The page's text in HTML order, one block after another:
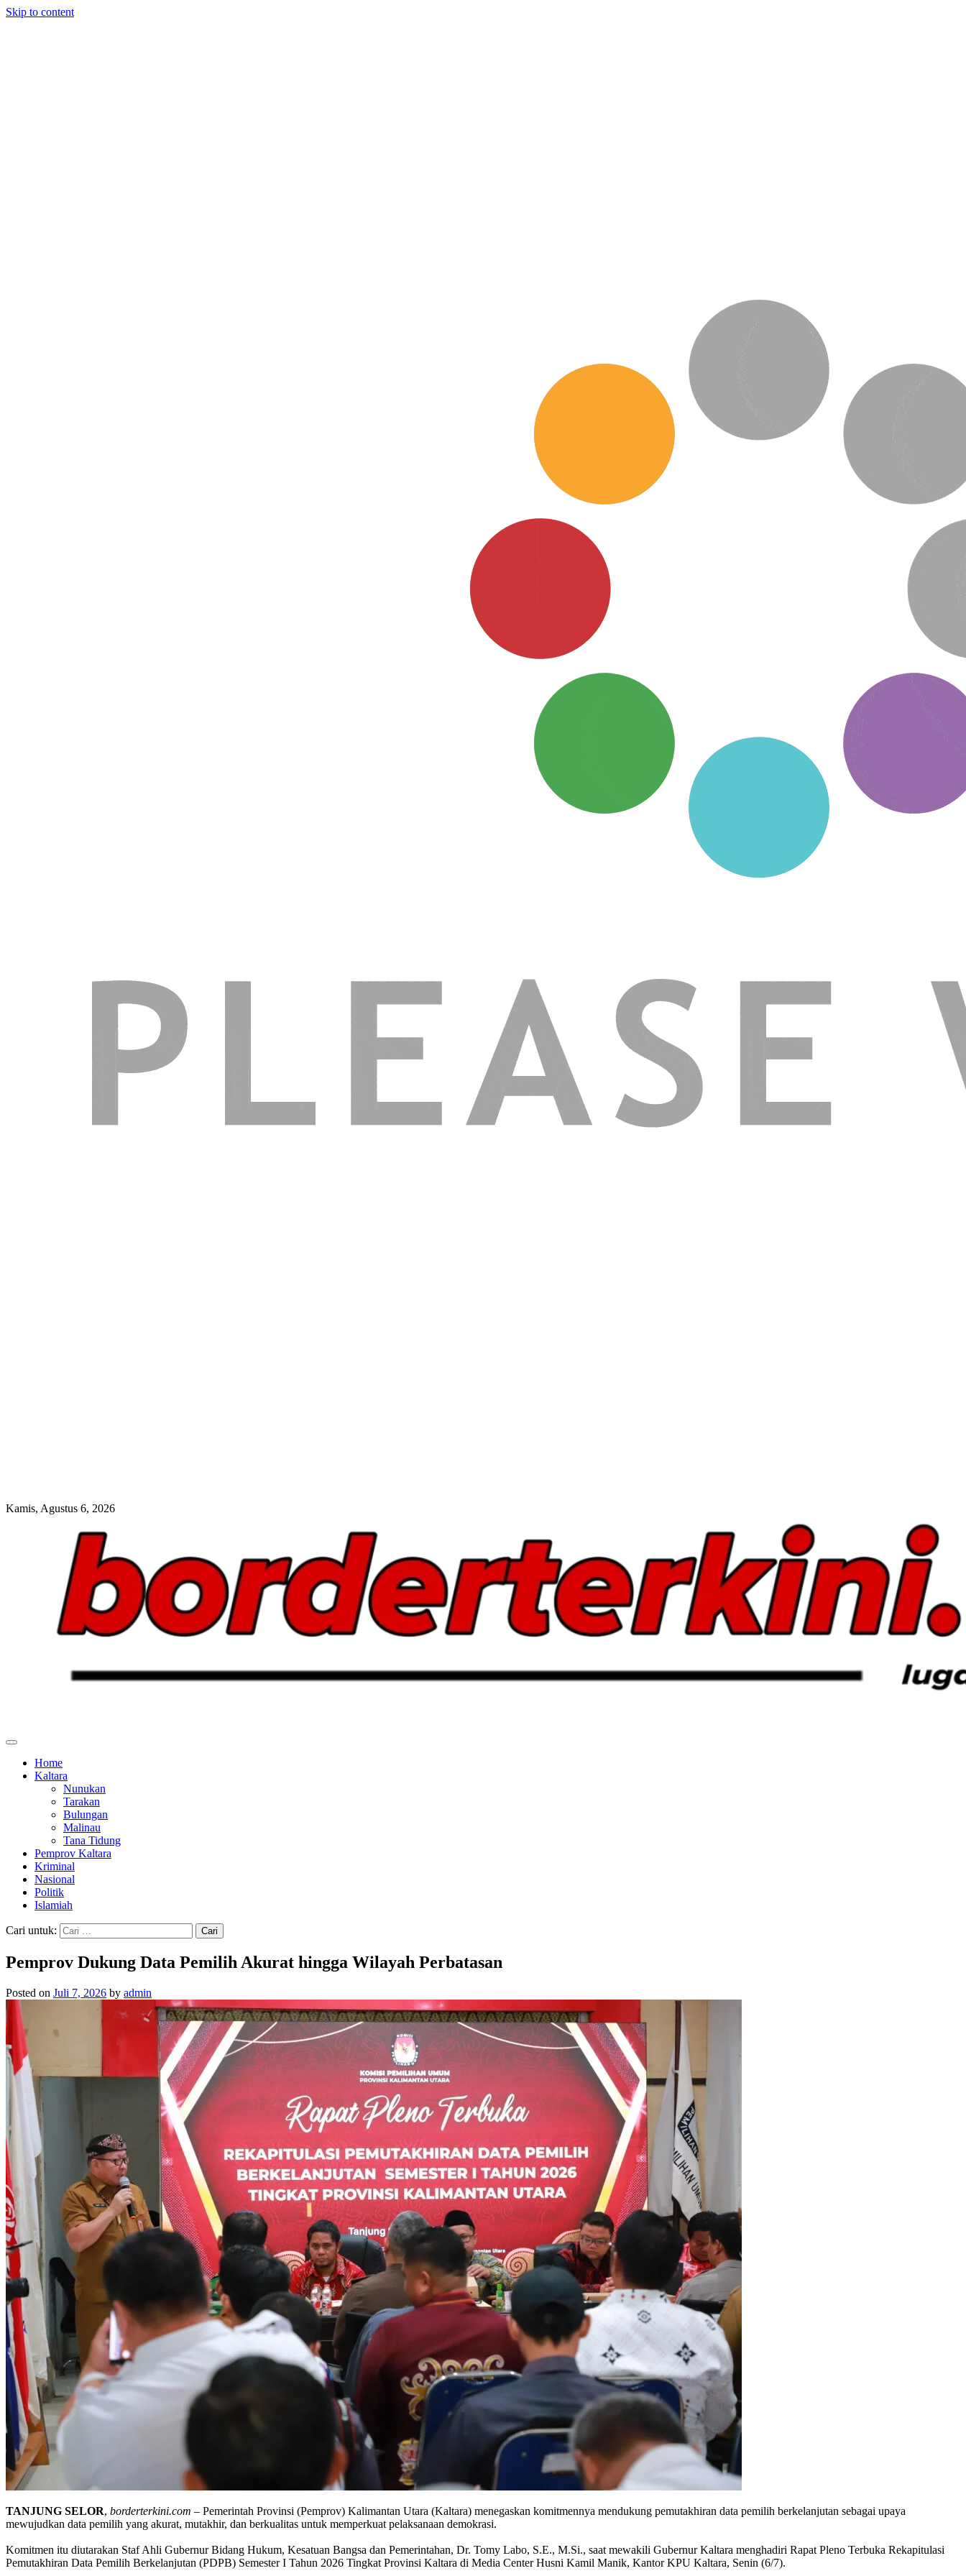
Skip to content
Kamis, Agustus 6, 2026
Home
Kaltara
Nunukan
Tarakan
Bulungan
Malinau
Tana Tidung
Pemprov Kaltara
Kriminal
Nasional
Politik
Islamiah
Cari untuk:
Pemprov Dukung Data Pemilih Akurat hingga Wilayah Perbatasan
Posted on Juli 7, 2026 by admin
TANJUNG SELOR, borderterkini.com – Pemerintah Provinsi (Pemprov) Kalimantan Utara (Kaltara) menegaskan komitmennya mendukung pemutakhiran data pemilih berkelanjutan sebagai upaya
mewujudkan data pemilih yang akurat, mutakhir, dan berkualitas untuk memperkuat pelaksanaan demokrasi.
Komitmen itu diutarakan Staf Ahli Gubernur Bidang Hukum, Kesatuan Bangsa dan Pemerintahan, Dr. Tomy Labo, S.E., M.Si., saat mewakili Gubernur Kaltara menghadiri Rapat Pleno Terbuka Rekapitulasi
Pemutakhiran Data Pemilih Berkelanjutan (PDPB) Semester I Tahun 2026 Tingkat Provinsi Kaltara di Media Center Husni Kamil Manik, Kantor KPU Kaltara, Senin (6/7).